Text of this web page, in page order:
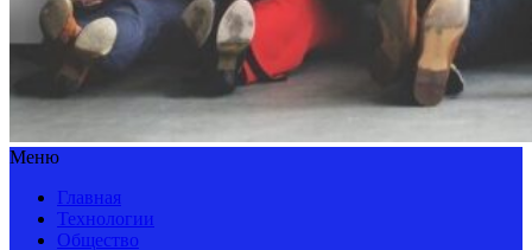
Меню
Главная
Технологии
Общество